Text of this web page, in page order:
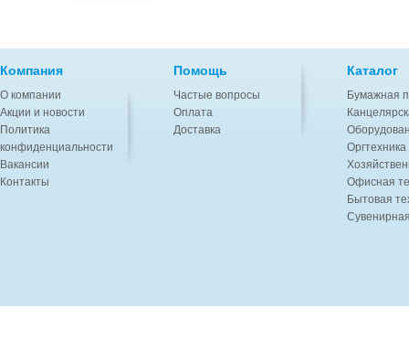
Компания
О компании
Акции и новости
Политика
конфиденциальности
Вакансии
Контакты
Помощь
Частые вопросы
Оплата
Доставка
Каталог
Бумажная
Офисная
Бытовая